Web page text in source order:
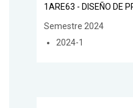
1ARE63 - DISEÑO DE
Semestre 2024
2024-1